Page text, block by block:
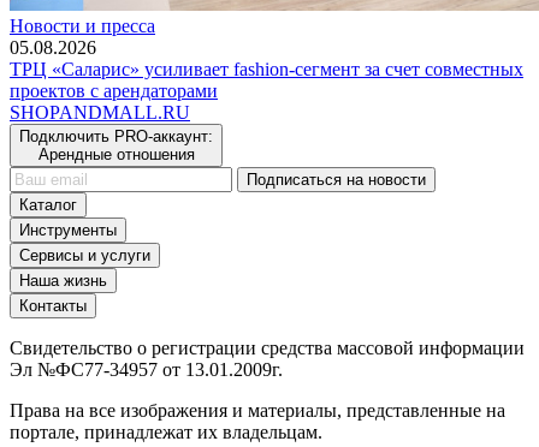
Новости и пресса
05.08.2026
ТРЦ «Саларис» усиливает fashion-сегмент за счет совместных
проектов с арендаторами
SHOPANDMALL.RU
Подключить PRO-аккаунт:
Арендные отношения
Подписаться на новости
Каталог
Инструменты
Сервисы и услуги
Наша жизнь
Контакты
Свидетельство о регистрации средства массовой информации
Эл №ФС77-34957 от 13.01.2009г.
Права на все изображения и материалы, представленные на
портале, принадлежат их владельцам.